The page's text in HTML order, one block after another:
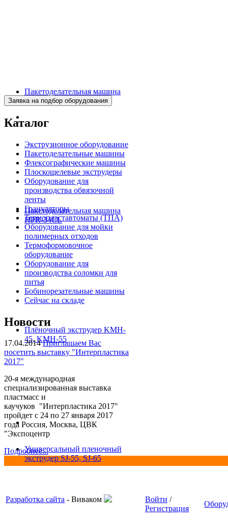
Пакетоделательная машина
BJAF+S 40*2M
Пакетоделательная машина
HPR-34CL
Плёночный экструдер KMH-
45, KMH-55
Универсальный пленочный
экструдер SJ-55, SJ-65
Каталог
Экструзионное оборудование
Пакетоделательные машины
Флексографические машины
Плоскощелевые экструдеры
Оборудование для
производства обвязочной
ленты
Грануляторы
Термопластавтоматы (ТПА)
Оборудование для мойки
полимерных отходов
Термоформовочное
оборудование
Оборудование для
производства соломки для
питья
Бобинорезательные машины
Сейчас на складе
Новости
17.04.2014 Приглашаем Вас
посетить выставку "Интерпластика
2017"
20-я международная
специализированная выставка
пластмасс и
каучуков "Интерпластика 2017"
пройдет с 24 по 27 января 2017
года Россия, Москва, ЦВК
"Экспоцентр
Подробнее...
Разработка сайта - Виваком Войти /
Регистрация